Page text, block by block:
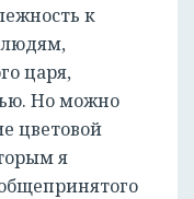
к
людям,
царя,
Но можно
цветовой
я